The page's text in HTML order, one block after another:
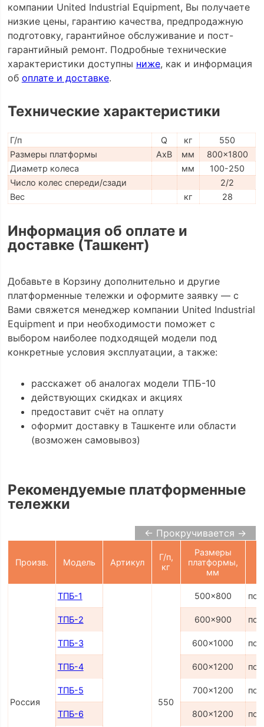
компании United Industrial Equipment, Вы получаете
низкие цены, гарантию качества, предпродажную
подготовку, гарантийное обслуживание и пост-
гарантийный ремонт. Подробные технические
характеристики доступны ниже, как и информация
об оплате и доставке.
Технические характеристики
Г/п Q кг
550
Размеры платформы
AxB мм
800x1800
Диаметр колеса
мм
100-250
Число колес спереди/сзади
2/2
Вес
кг 28
Информация об оплате и
доставке (Ташкент)
Добавьте в Корзину дополнительно и другие
платформенные тележки и оформите заявку — с
Вами свяжется менеджер компании United Industrial
Equipment и при необходимости поможет с
выбором наиболее подходящей модели под
конкретные условия эксплуатации, а также:
расскажет об аналогах модели ТПБ-10
действующих скидках и акциях
предоставит счёт на оплату
оформит доставку в Ташкенте или области
(возможен самовывоз)
Рекомендуемые платформенные
тележки
← Прокручивается →
Произв. Модель Артикул
Г/п,
кг
Размеры
платформы,
мм
Россия
ТПБ-1
550
500x800 по
ТПБ-2 600x900 по
ТПБ-3 600x1000 по
ТПБ-4 600x1200 по
ТПБ-5 700x1200 по
ТПБ-6 800x1200 по